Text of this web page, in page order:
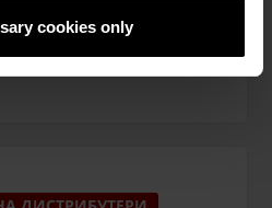
cookies only
ПОДРАЧЈА